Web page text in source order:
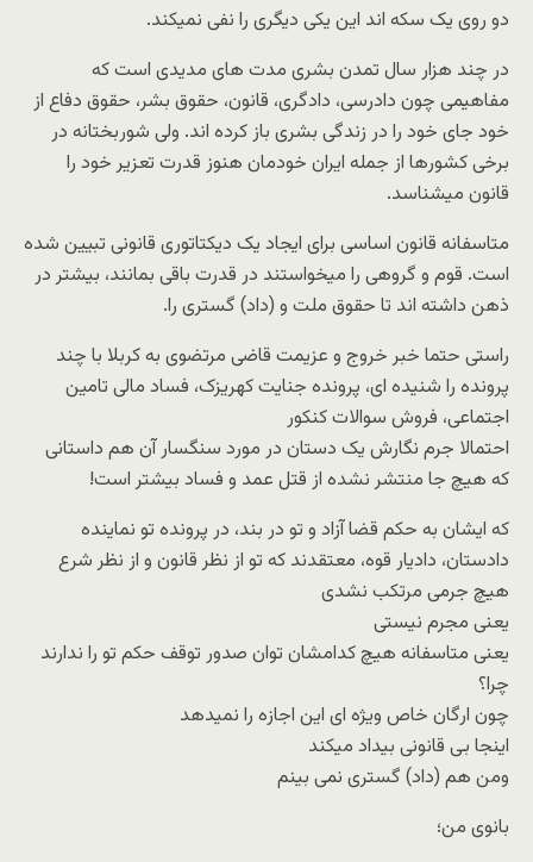
دو روی یک سکه اند این یکی دیگری را نفی نمیکند.
در چند هزار سال تمدن بشری مدت های مدیدی است که
مفاهیمی چون دادرسی، دادگری، قانون، حقوق بشر، حقوق دفاع از
خود جای خود را در زندگی بشری باز کرده اند. ولی شوربختانه در
برخی کشورها از جمله ایران خودمان هنوز قدرت تعزیر خود را
قانون میشناسد.
متاسفانه قانون اساسی برای ایجاد یک دیکتاتوری قانونی تبیین شده
است. قوم و گروهی را میخواستند در قدرت باقی بمانند، بیشتر در
ذهن داشته اند تا حقوق ملت و (داد) گستری را.
راستی حتما خبر خروج و عزیمت قاضی مرتضوی به کربلا با چند
پرونده را شنیده ای، پرونده جنایت کهریزک، فساد مالی تامین
اجتماعی، فروش سوالات کنکور
احتمالا جرم نگارش یک دستان در مورد سنگسار آن هم داستانی
که هیچ جا منتشر نشده از قتل عمد و فساد بیشتر است!
که ایشان به حکم قضا آزاد و تو در بند، در پرونده تو نماینده
دادستان، دادیار قوه، معتقدند که تو از نظر قانون و از نظر شرع
هیچ جرمی مرتکب نشدی
یعنی مجرم نیستی
یعنی متاسفانه هیچ کدامشان توان صدور توقف حکم تو را ندارند
چرا؟
چون ارگان خاص ویژه ای این اجازه را نمیدهد
اینجا بی قانونی بیداد میکند
ومن هم (داد) گستری نمی بینم
بانوی من؛